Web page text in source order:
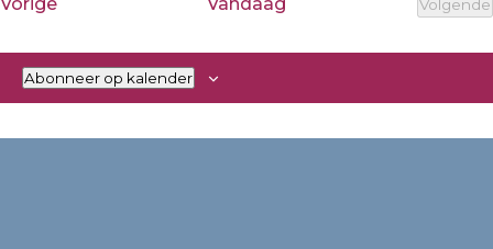
datum.
Volgende
Abonneer op kalender